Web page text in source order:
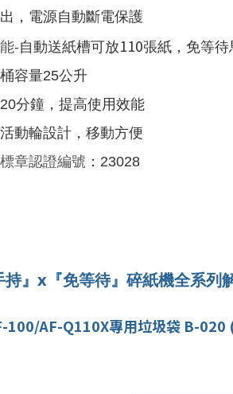
，電源自動斷電保護
-自動送紙槽可放110張紙， 免等
容量25公升
20分鐘，提高使用效能
動輪設計，移動方便
章認證編號 ：23028
持』x『免等待』碎紙機全系列
100/AF-Q110X專用垃圾袋 B-020